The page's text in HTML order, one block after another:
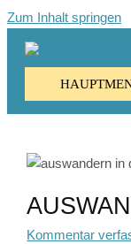
Zum Inhalt springen
Kommentar